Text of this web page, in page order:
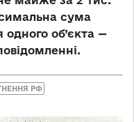
сума
одного об’єкта —
РФ